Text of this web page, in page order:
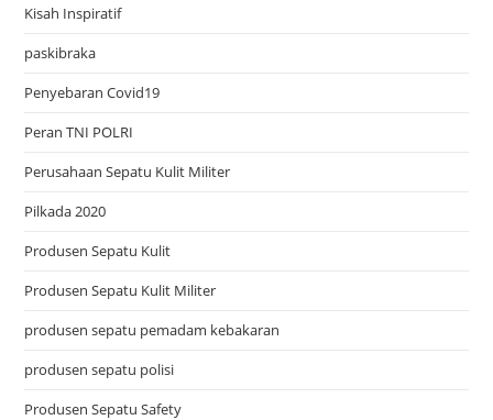
Kisah Inspiratif
paskibraka
Penyebaran Covid19
Peran TNI POLRI
Perusahaan Sepatu Kulit Militer
Pilkada 2020
Produsen Sepatu Kulit
Produsen Sepatu Kulit Militer
produsen sepatu pemadam kebakaran
produsen sepatu polisi
Produsen Sepatu Safety